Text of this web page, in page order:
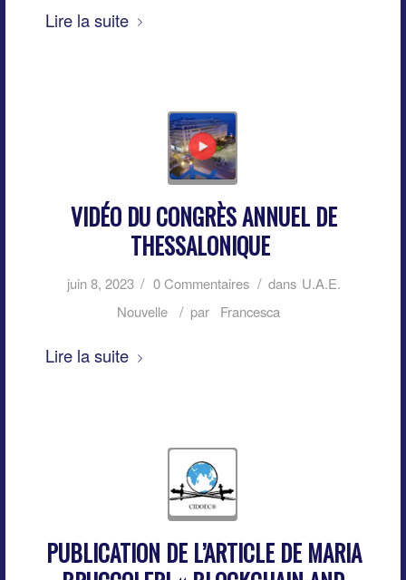
Lire la suite
VIDÉO DU CONGRÈS ANNUEL DE
THESSALONIQUE
juin 8, 2023 / 0 Commentaires / dans U.A.E.
Nouvelle
/ par Francesca
Lire la suite
PUBLICATION DE L’ARTICLE DE MARIA